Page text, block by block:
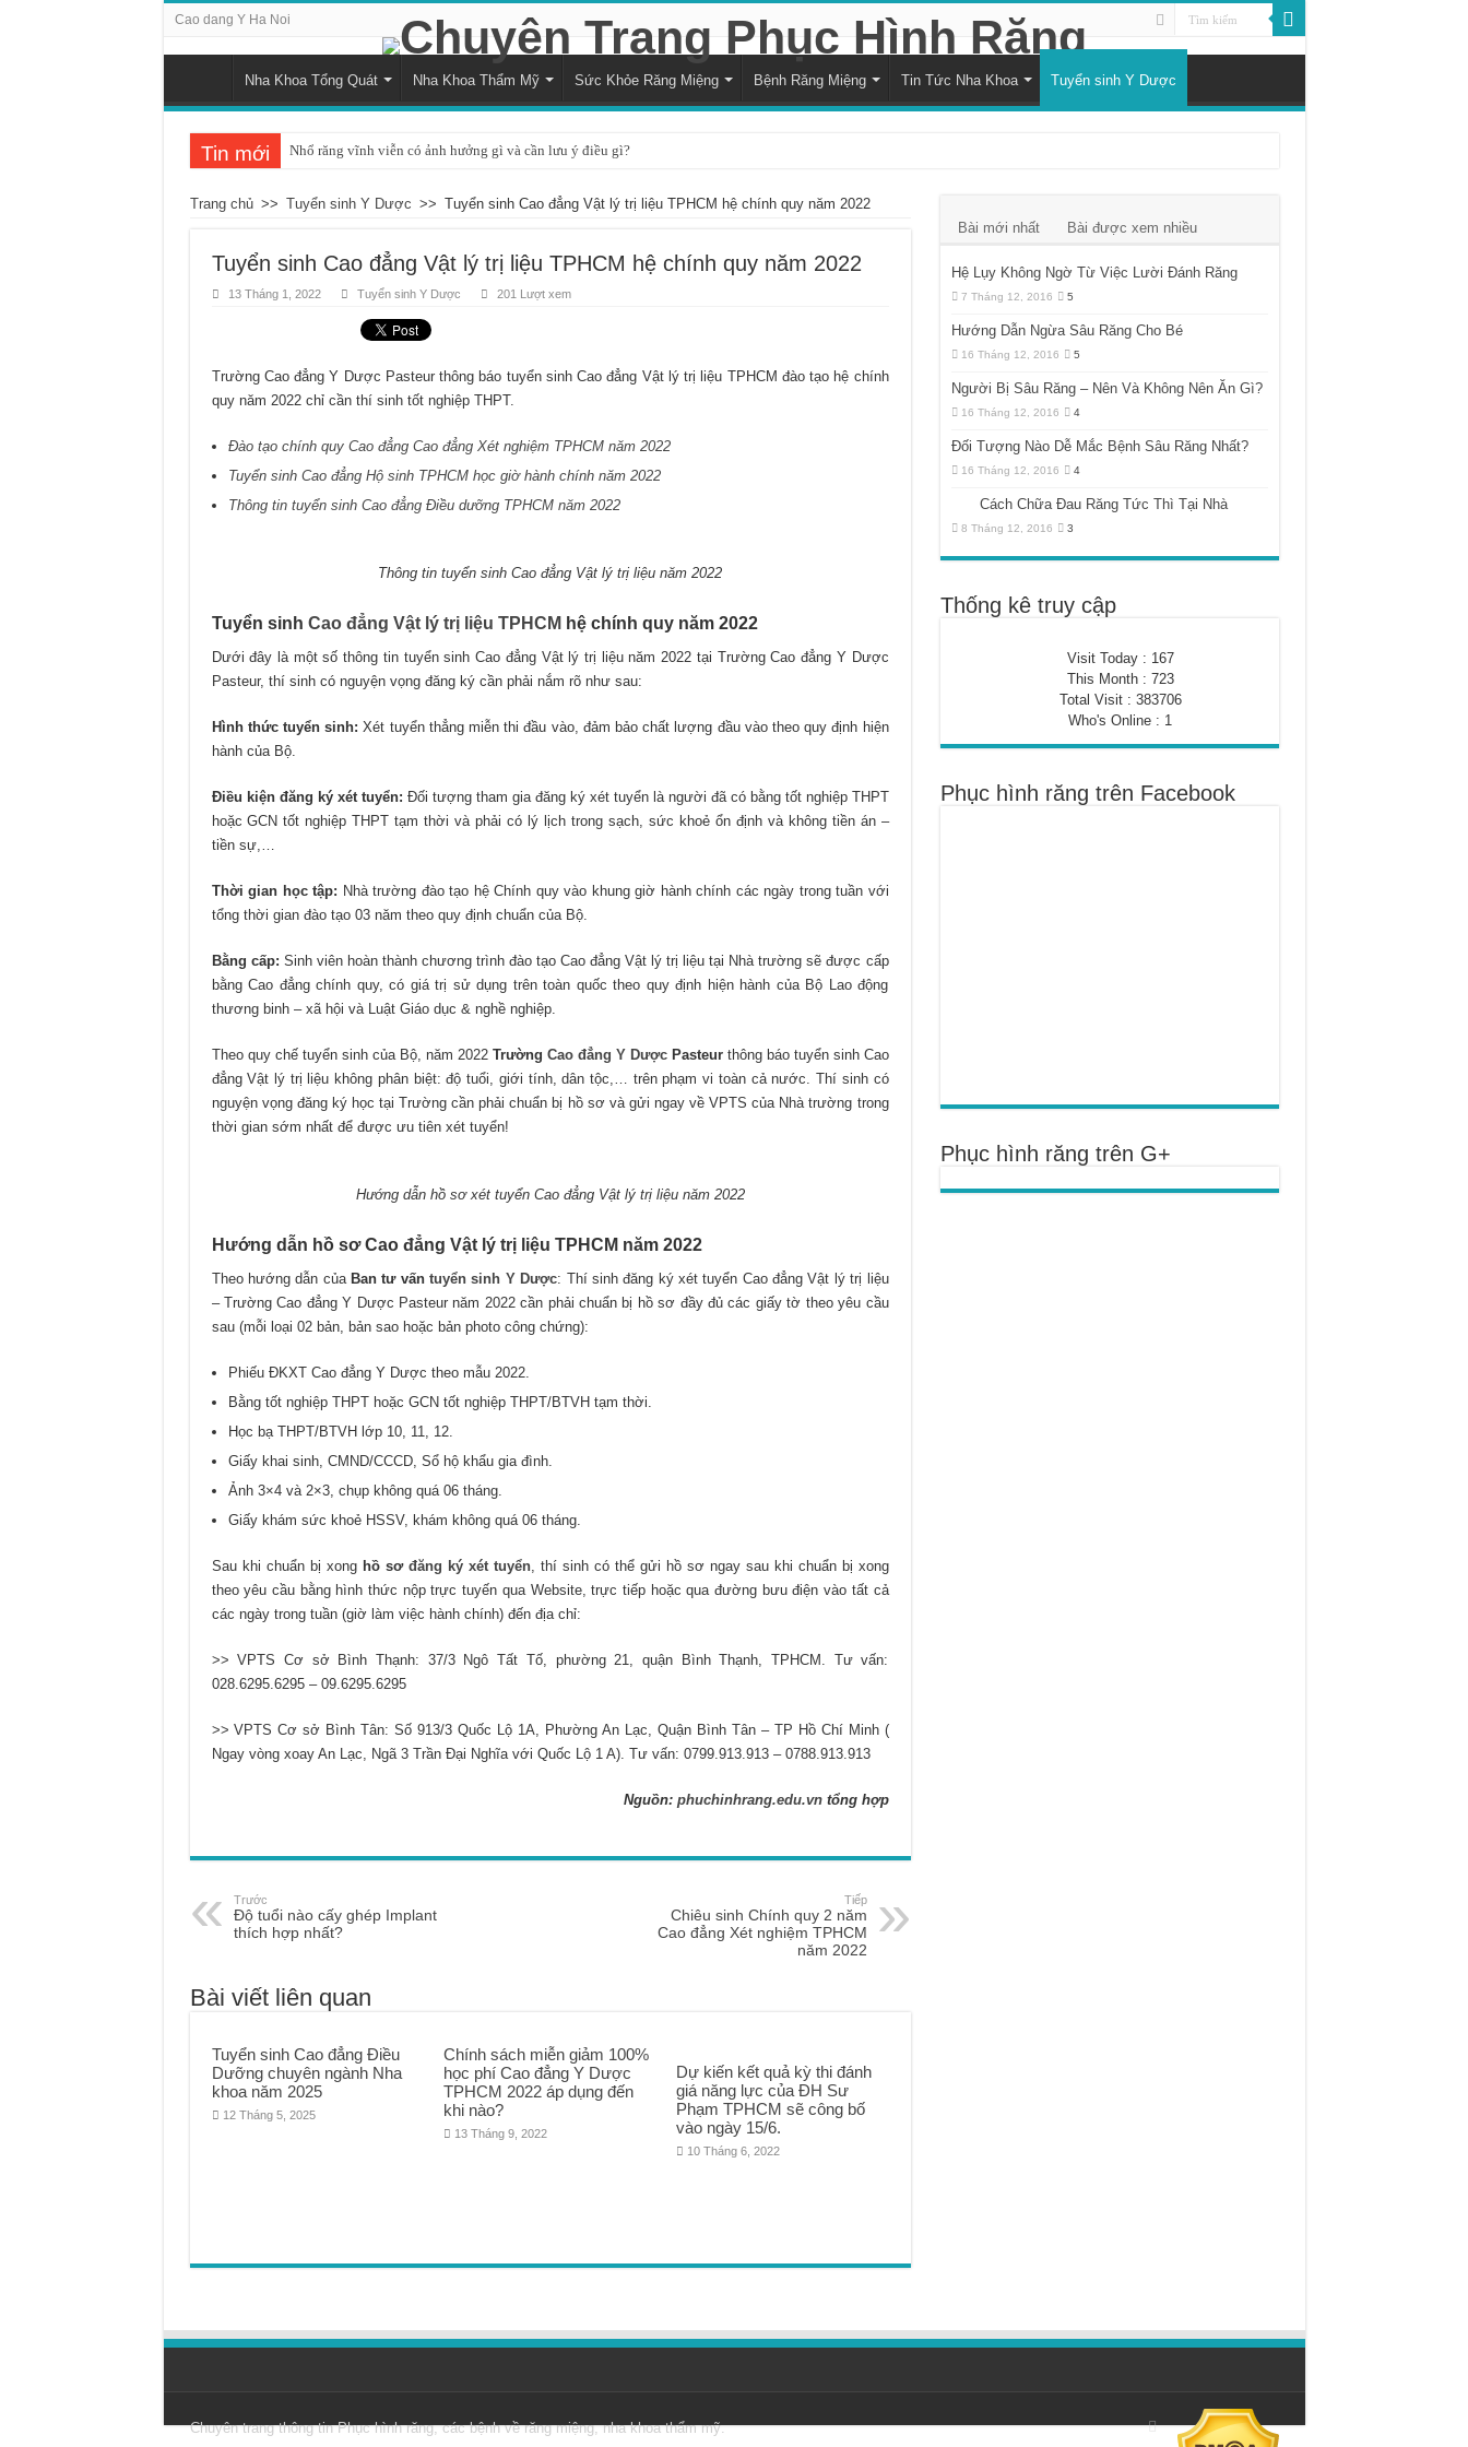
Cao dang Y Ha Noi
Nha Khoa Tổng Quát Nha Khoa Thẩm Mỹ Sức Khỏe Răng Miệng Bệnh Răng Miệng Tin Tức Nha Khoa Tuyển sinh Y Dược
Tin mới Nhổ răng vĩnh viễn có ảnh hưởng gì và cần lưu ý điều gì?
Cách nhận biết và khắc phục tình trạng trẻ bị vỡ răng hiệu quả
Nguyên nhân và cách điều trị sưng nướu răng trong cùng hàm dưới
Quá trình mọc răng khôn bắt đầu và kéo dài bao lâu?
Tác động tiêu cực của hút thuốc đối với sức khỏe răng miệng
Có nên áp dụng phương pháp đánh răng bằng muối hàng ngày?
Trang chủ >> Tuyển sinh Y Dược >> Tuyển sinh Cao đẳng Vật lý trị liệu TPHCM hệ chính quy năm 2022
Tuyển sinh Cao đẳng Vật lý trị liệu TPHCM hệ chính quy năm 2022
13 Tháng 1, 2022 Tuyển sinh Y Dược 201 Lượt xem
Trường Cao đẳng Y Dược Pasteur thông báo tuyển sinh Cao đẳng Vật lý trị liệu TPHCM đào tạo hệ chính
quy năm 2022 chỉ cần thí sinh tốt nghiệp THPT.
Đào tạo chính quy Cao đẳng Cao đẳng Xét nghiệm TPHCM năm 2022
Tuyển sinh Cao đẳng Hộ sinh TPHCM học giờ hành chính năm 2022
Thông tin tuyển sinh Cao đẳng Điều dưỡng TPHCM năm 2022
Thông tin tuyển sinh Cao đẳng Vật lý trị liệu năm 2022
Tuyển sinh Cao đẳng Vật lý trị liệu TPHCM hệ chính quy năm 2022
Dưới đây là một số thông tin tuyển sinh Cao đẳng Vật lý trị liệu năm 2022 tại Trường Cao đẳng Y Dược
Pasteur, thí sinh có nguyện vọng đăng ký cần phải nắm rõ như sau:
Hình thức tuyển sinh: Xét tuyển thẳng miễn thi đầu vào, đảm bảo chất lượng đầu vào theo quy định hiện
hành của Bộ.
Điều kiện đăng ký xét tuyển: Đối tượng tham gia đăng ký xét tuyển là người đã có bằng tốt nghiệp THPT
hoặc GCN tốt nghiệp THPT tạm thời và phải có lý lịch trong sạch, sức khoẻ ổn định và không tiền án –
tiền sự,…
Thời gian học tập: Nhà trường đào tạo hệ Chính quy vào khung giờ hành chính các ngày trong tuần với
tổng thời gian đào tạo 03 năm theo quy định chuẩn của Bộ.
Bằng cấp: Sinh viên hoàn thành chương trình đào tạo Cao đẳng Vật lý trị liệu tại Nhà trường sẽ được cấp
bằng Cao đẳng chính quy, có giá trị sử dụng trên toàn quốc theo quy định hiện hành của Bộ Lao động
thương binh – xã hội và Luật Giáo dục & nghề nghiệp.
Theo quy chế tuyển sinh của Bộ, năm 2022 Trường Cao đẳng Y DượcPasteurthông báo tuyển sinh Cao
đẳng Vật lý trị liệu không phân biệt: độ tuổi, giới tính, dân tộc,… trên phạm vi toàn cả nước. Thí sinh có
nguyện vọng đăng ký học tại Trường cần phải chuẩn bị hồ sơ và gửi ngay về VPTS của Nhà trường trong
thời gian sớm nhất để được ưu tiên xét tuyển!
Hướng dẫn hồ sơ xét tuyển Cao đẳng Vật lý trị liệu năm 2022
Hướng dẫn hồ sơ Cao đẳng Vật lý trị liệu TPHCM năm 2022
Theo hướng dẫn của Ban tư vấntuyển sinh Y Dược: Thí sinh đăng ký xét tuyển Cao đẳng Vật lý trị liệu
– Trường Cao đẳng Y Dược Pasteur năm 2022 cần phải chuẩn bị hồ sơ đầy đủ các giấy tờ theo yêu cầu
sau (mỗi loại 02 bản, bản sao hoặc bản photo công chứng):
Phiếu ĐKXT Cao đẳng Y Dược theo mẫu 2022.
Bằng tốt nghiệp THPT hoặc GCN tốt nghiệp THPT/BTVH tạm thời.
Học bạ THPT/BTVH lớp 10, 11, 12.
Giấy khai sinh, CMND/CCCD, Sổ hộ khẩu gia đình.
Ảnh 3×4 và 2×3, chụp không quá 06 tháng.
Giấy khám sức khoẻ HSSV, khám không quá 06 tháng.
Sau khi chuẩn bị xonghồ sơ đăng ký xét tuyển, thí sinh có thể gửi hồ sơ ngay sau khi chuẩn bị xong
theo yêu cầu bằng hình thức nộp trực tuyến qua Website, trực tiếp hoặc qua đường bưu điện vào tất cả
các ngày trong tuần (giờ làm việc hành chính) đến địa chỉ:
>> VPTS Cơ sở Bình Thạnh: 37/3 Ngô Tất Tố, phường 21, quận Bình Thạnh, TPHCM. Tư vấn:
028.6295.6295 – 09.6295.6295
>> VPTS Cơ sở Bình Tân: Số 913/3 Quốc Lộ 1A, Phường An Lạc, Quận Bình Tân – TP Hồ Chí Minh (
Ngay vòng xoay An Lạc, Ngã 3 Trần Đại Nghĩa với Quốc Lộ 1 A). Tư vấn: 0799.913.913 – 0788.913.913
Nguồn: phuchinhrang.edu.vntổng hợp
Trước
Độ tuổi nào cấy ghép Implant
thích hợp nhất?
Tiếp
Chiêu sinh Chính quy 2 năm
Cao đẳng Xét nghiệm TPHCM
năm 2022
Bài viết liên quan
Tuyển sinh Cao đẳng Điều
Dưỡng chuyên ngành Nha
khoa năm 2025
12 Tháng 5, 2025
Chính sách miễn giảm 100%
học phí Cao đẳng Y Dược
TPHCM 2022 áp dụng đến
khi nào?
13 Tháng 9, 2022
Dự kiến kết quả kỳ thi đánh
giá năng lực của ĐH Sư
Phạm TPHCM sẽ công bố
vào ngày 15/6.
10 Tháng 6, 2022
Bài mới nhất Bài được xem nhiều
Hệ Lụy Không Ngờ Từ Việc Lười Đánh Răng
7 Tháng 12, 2016 5
Hướng Dẫn Ngừa Sâu Răng Cho Bé
16 Tháng 12, 2016 5
Người Bị Sâu Răng – Nên Và Không Nên Ăn Gì?
16 Tháng 12, 2016 4
Đối Tượng Nào Dễ Mắc Bệnh Sâu Răng Nhất?
16 Tháng 12, 2016 4
Cách Chữa Đau Răng Tức Thì Tại Nhà
8 Tháng 12, 2016 3
Thống kê truy cập
Visit Today : 167
This Month : 723
Total Visit : 383706
Who's Online : 1
Phục hình răng trên Facebook
Phục hình răng trên G+
Chuyên trang thông tinPhục hình răng, các bệnh về răng miệng, nha khoa thẩm mỹ.